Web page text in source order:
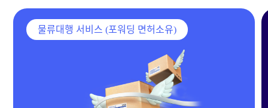
물류대행 서비스 (포워딩 면허소유)